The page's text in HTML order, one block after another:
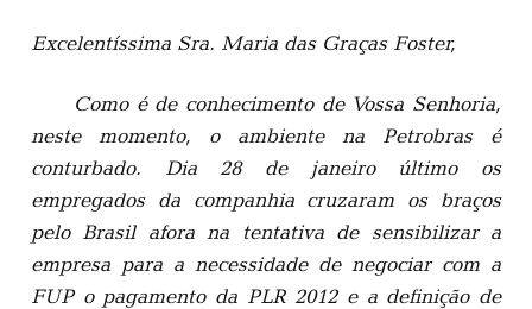
Excelentíssima Sra. Maria das Graças Foster,
Como é de conhecimento de Vossa Senhoria,
neste momento, o ambiente na Petrobras é
conturbado. Dia 28 de janeiro último os
empregados da companhia cruzaram os braços
pelo Brasil afora na tentativa de sensibilizar a
empresa para a necessidade de negociar com a
FUP o pagamento da PLR 2012 e a definição de